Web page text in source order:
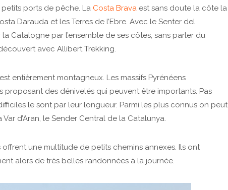
petits ports de pêche. La Costa Brava est sans doute la côte la
Darauda et les Terres de l’Ebre. Avec le Senter del
Catalogne par l’ensemble de ses côtes, sans parler du
avec Allibert Trekking.
entièrement montagneux. Les massifs Pyrénéens
proposant des dénivelés qui peuvent être importants. Pas
le sont par leur longueur. Parmi les plus connus on peut
d’Aran, le Sender Central de la Catalunya.
offrent une multitude de petits chemins annexes. Ils ont
alors de très belles randonnées à la journée.